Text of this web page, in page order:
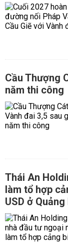
Cầu Thượng
năm thi công
Thái An
làm tổ hợp
USD ở Quảng